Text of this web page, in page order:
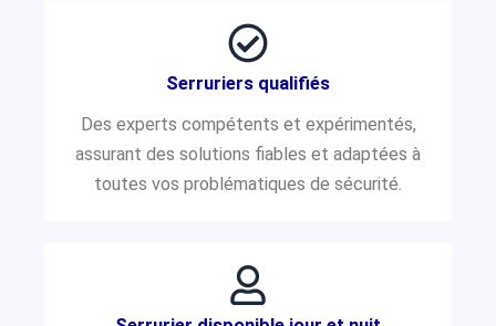
Serruriers qualifiés
Des experts compétents et expérimentés,
assurant des solutions fiables et adaptées à
toutes vos problématiques de sécurité.